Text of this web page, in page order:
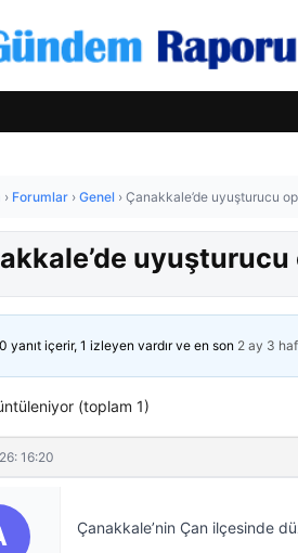
› Forumlar › Genel › Çanakkale’de uyuşturucu
yanıt içerir, 1 izleyen vardır ve en son 2 ay 3
(toplam 1)
16:20
Çanakkale’nin Çan ilçesinde